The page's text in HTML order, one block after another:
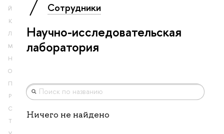
Й
К
Л
М
Н
О
П
Р
С
Т
Сотрудники
Научно-исследовательская
лаборатория
Ничего не найдено